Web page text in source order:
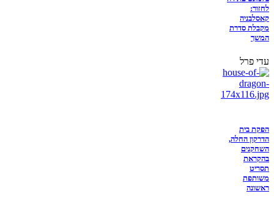
לחזור:
קאסלבניה
מקבלת סדרת
המשך
עדי פרל
הפקת בית
הדרקון החלה,
השחקנים
בהקראת
תסריט
משותפת
ראשונה